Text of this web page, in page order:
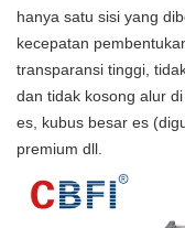
hanya satu sisi yang
kecepatan
transparansi tinggi,
dan tidak kosong alur
es, kubus besar es
premium dll.